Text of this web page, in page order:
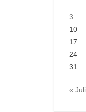
3
10
17
24
31
« Juli